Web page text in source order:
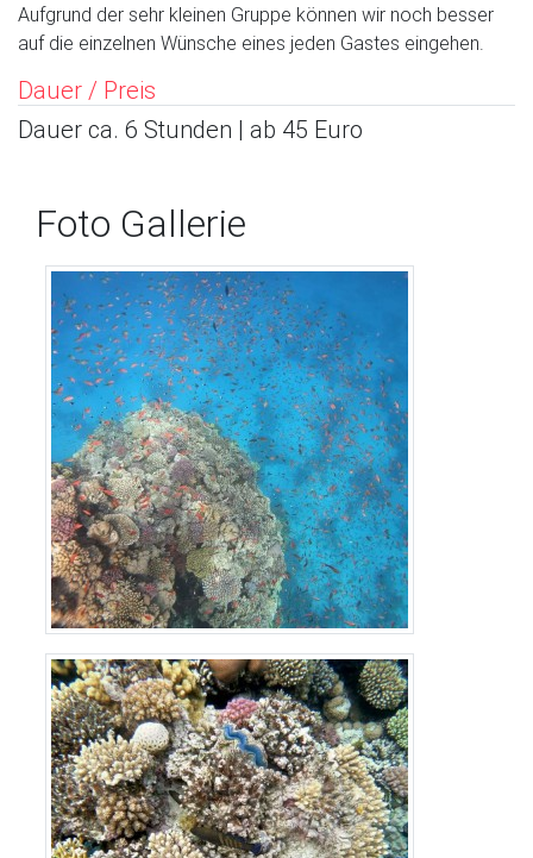
Aufgrund der sehr kleinen Gruppe können wir noch besser
auf die einzelnen Wünsche eines jeden Gastes eingehen.
Dauer / Preis
Dauer ca. 6 Stunden | ab 45 Euro
Foto Gallerie